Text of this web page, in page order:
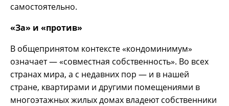
самостоятельно.
«За» и «против»
В общепринятом контексте «кондоминимум»
означает — «совместная собственность». Во всех
странах мира, а с недавних пор — и в нашей
стране, квартирами и другими помещениями в
многоэтажных жилых домах владеют собственники